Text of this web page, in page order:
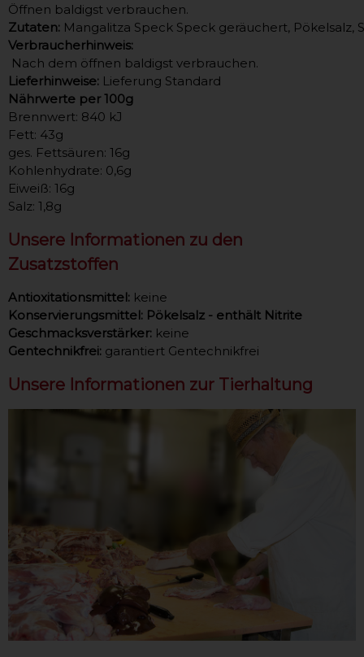
Öffnen baldigst verbrauchen.
Zutaten: Mangalitza Speck Speck geräuchert, Pökelsalz,
Verbraucherhinweis:
Nach dem öffnen baldigst verbrauchen.
Lieferhinweise: Lieferung Standard
Nährwerte per 100g
Brennwert: 840 kJ
Fett: 43g
ges. Fettsäuren: 16g
Kohlenhydrate: 0,6g
Eiweiß: 16g
Salz: 1,8g
Unsere Informationen zu den
Zusatzstoffen
Antioxitationsmittel: keine
Konservierungsmittel: Pökelsalz - enthält Nitrite
Geschmacksverstärker: keine
Gentechnikfrei: garantiert Gentechnikfrei
Unsere Informationen zur Tierhaltung